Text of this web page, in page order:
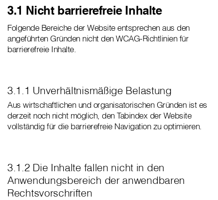
3.1 Nicht barrierefreie Inhalte
Folgende Bereiche der Website entsprechen aus den
angeführten Gründen nicht den WCAG-Richtlinien für
barrierefreie Inhalte.
3.1.1 Unverhältnismäßige Belastung
Aus wirtschaftlichen und organisatorischen Gründen ist es
derzeit noch nicht möglich, den Tabindex der Website
vollständig für die barrierefreie Navigation zu optimieren.
3.1.2 Die Inhalte fallen nicht in den
Anwendungsbereich der anwendbaren
Rechtsvorschriften